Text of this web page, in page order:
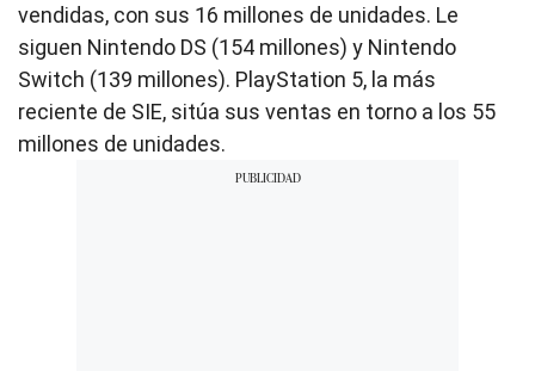
vendidas, con sus 16 millones de unidades. Le
siguen Nintendo DS (154 millones) y Nintendo
Switch (139 millones). PlayStation 5, la más
reciente de SIE, sitúa sus ventas en torno a los 55
millones de unidades.